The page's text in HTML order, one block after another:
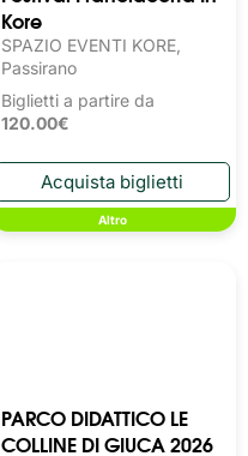
Kore
SPAZIO EVENTI KORE,
Passirano
Biglietti a partire da
120.00€
Altro
PARCO DIDATTICO LE
COLLINE DI GIUCA 2026